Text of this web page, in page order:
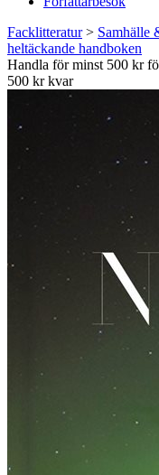
Facklitteratur> Samhälle
heltäckande handboken
Handla för minst 500 kr
500 kr kvar